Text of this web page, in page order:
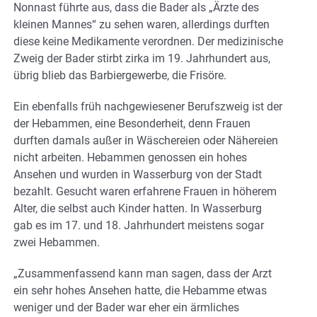
Nonnast führte aus, dass die Bader als „Ärzte des
kleinen Mannes“ zu sehen waren, allerdings durften
diese keine Medikamente verordnen. Der medizinische
Zweig der Bader stirbt zirka im 19. Jahrhundert aus,
übrig blieb das Barbiergewerbe, die Frisöre.
Ein ebenfalls früh nachgewiesener Berufszweig ist der
der Hebammen, eine Besonderheit, denn Frauen
durften damals außer in Wäschereien oder Nähereien
nicht arbeiten. Hebammen genossen ein hohes
Ansehen und wurden in Wasserburg von der Stadt
bezahlt. Gesucht waren erfahrene Frauen in höherem
Alter, die selbst auch Kinder hatten. In Wasserburg
gab es im 17. und 18. Jahrhundert meistens sogar
zwei Hebammen.
„Zusammenfassend kann man sagen, dass der Arzt
ein sehr hohes Ansehen hatte, die Hebamme etwas
weniger und der Bader war eher ein ärmliches